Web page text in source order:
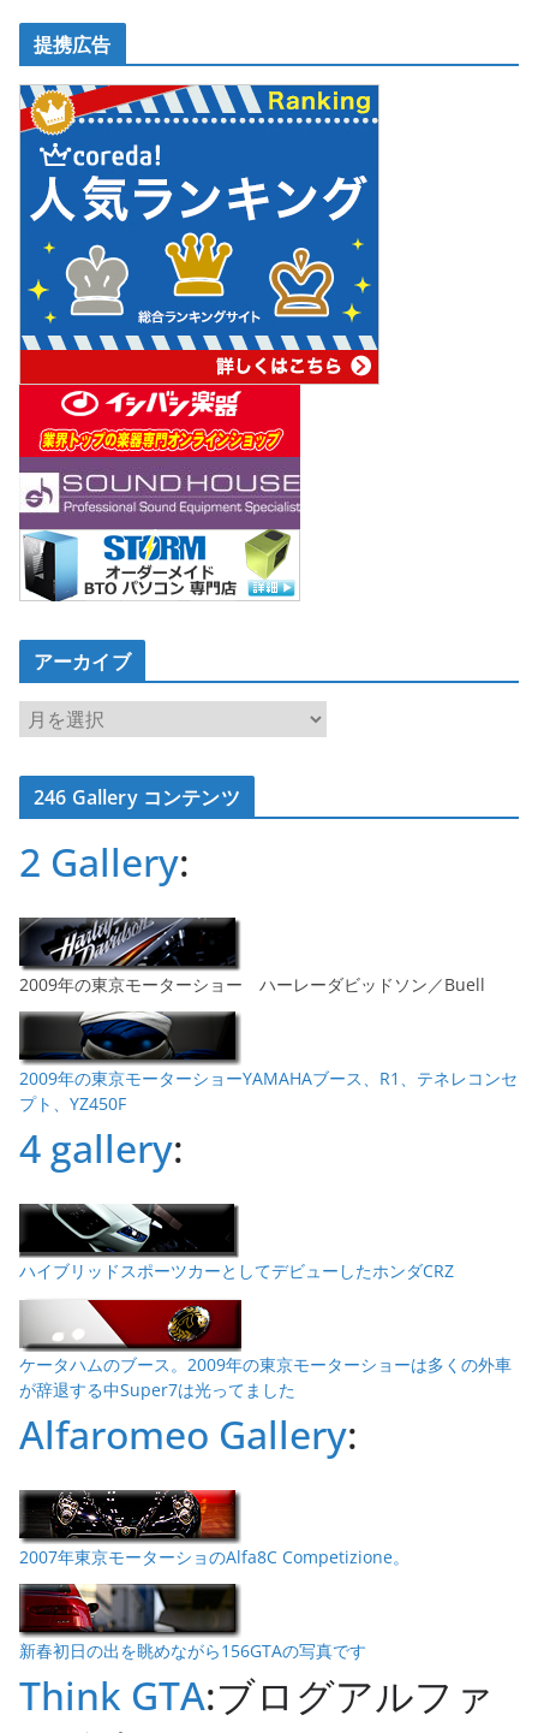
提携広告
アーカイブ
ア
ー
カ
イ246 Gallery コンテンツ
2 Gallery:
2009年の東京モーターショー ハーレーダビッドソン／Buell
2009年の東京モーターショーYAMAHAブース、R1、テネレコンセ
プト、YZ450F
4 gallery:
ハイブリッドスポーツカーとしてデビューしたホンダCRZ
ケータハムのブース。2009年の東京モーターショーは多くの外車
が辞退する中Super7は光ってました
Alfaromeo Gallery:
2007年東京モーターショのAlfa8C Competizione。
新春初日の出を眺めながら156GTAの写真です
Think GTA:ブログアルファ